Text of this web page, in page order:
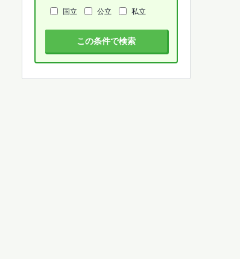
国立
公立 私立
この条件で検索